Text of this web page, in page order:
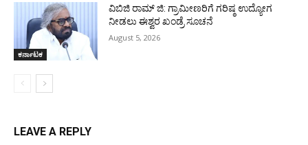
ಕರ್ನಾಟಕ
ವಿಬಿಜಿ ರಾಮ್ ಜಿ: ಗ್ರಾಮೀಣರಿಗೆ ಗರಿಷ್ಠ ಉದ್ಯೋಗ
ನೀಡಲು ಈಶ್ವರ ಖಂಡ್ರೆ ಸೂಚನೆ
August 5, 2026
LEAVE A REPLY